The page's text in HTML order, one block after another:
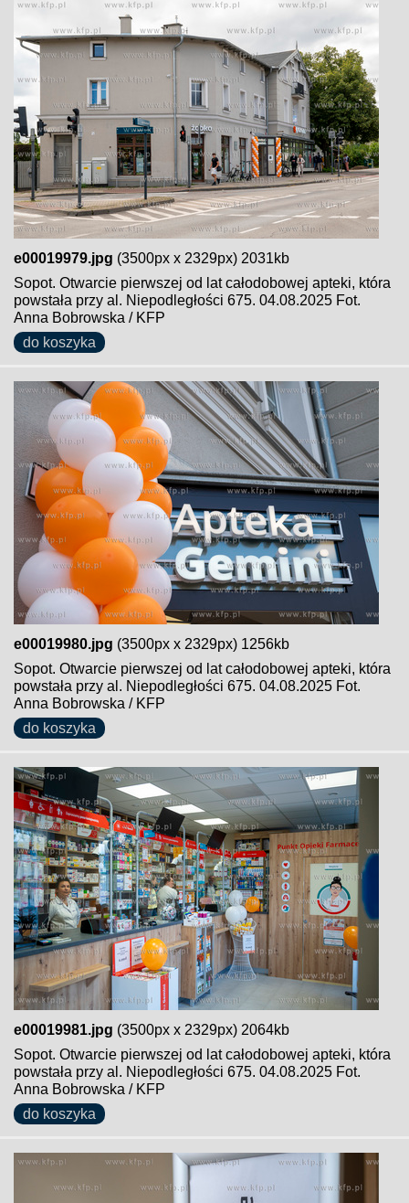
e00019979.jpg (3500px x 2329px) 2031kb
Sopot. Otwarcie pierwszej od lat całodobowej apteki, która
powstała przy al. Niepodległości 675. 04.08.2025 Fot.
Anna Bobrowska / KFP
do koszyka
e00019980.jpg (3500px x 2329px) 1256kb
Sopot. Otwarcie pierwszej od lat całodobowej apteki, która
powstała przy al. Niepodległości 675. 04.08.2025 Fot.
Anna Bobrowska / KFP
do koszyka
e00019981.jpg (3500px x 2329px) 2064kb
Sopot. Otwarcie pierwszej od lat całodobowej apteki, która
powstała przy al. Niepodległości 675. 04.08.2025 Fot.
Anna Bobrowska / KFP
do koszyka